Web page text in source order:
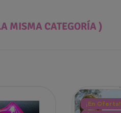
MISMA CATEGORÍA )
¡En Oferta!